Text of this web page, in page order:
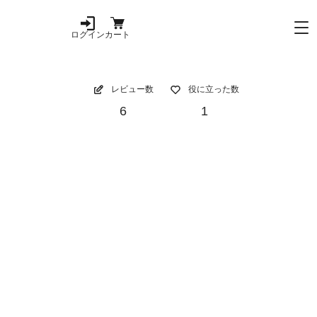
ログインカート
レビュー数
6
役に立った数
1